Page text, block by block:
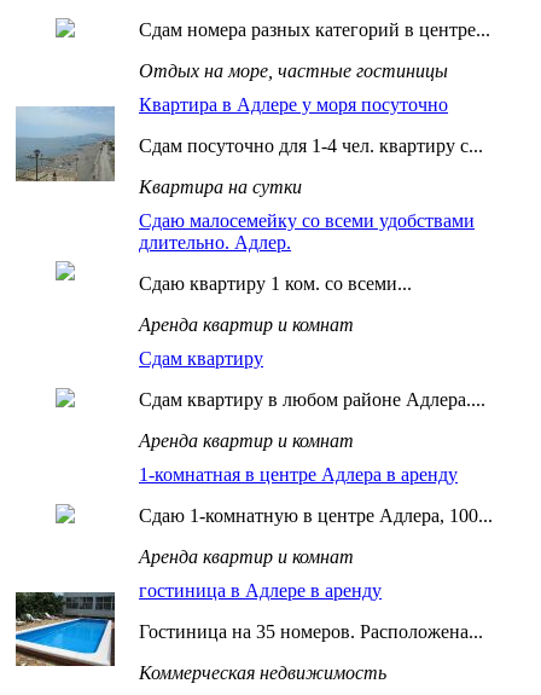
Сдам номера разных категорий в центре...
Отдых на море, частные гостиницы
Квартира в Адлере у моря посуточно
Сдам посуточно для 1-4 чел. квартиру с...
Квартира на сутки
Сдаю малосемейку со всеми удобствами
длительно. Адлер.
Сдаю квартиру 1 ком. со всеми...
Аренда квартир и комнат
Сдам квартиру
Сдам квартиру в любом районе Адлера....
Аренда квартир и комнат
1-комнатная в центре Адлера в аренду
Сдаю 1-комнатную в центре Адлера, 100...
Аренда квартир и комнат
гостиница в Адлере в аренду
Гостиница на 35 номеров. Расположена...
Коммерческая недвижимость